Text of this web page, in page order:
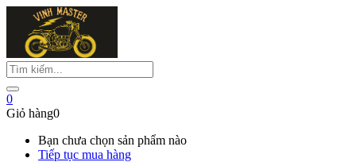
0
Giỏ hàng0
Bạn chưa chọn sản phẩm nào
Tiếp tục mua hàng